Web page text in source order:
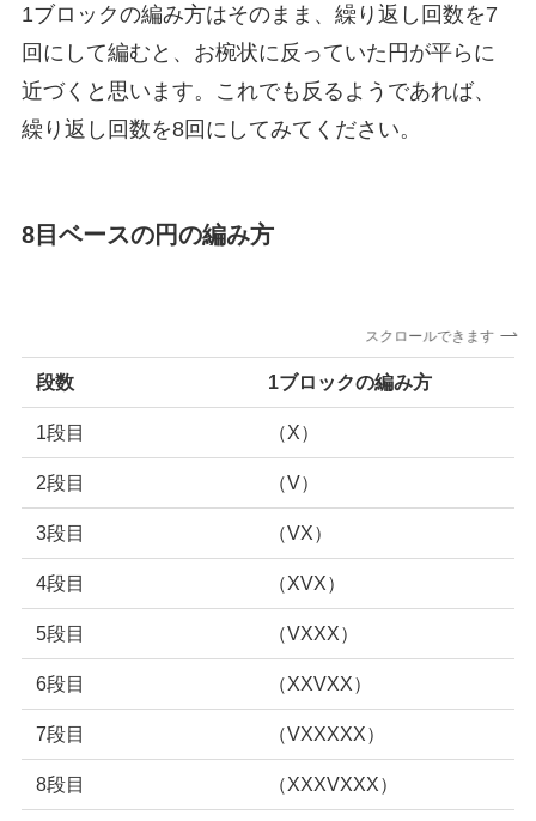
1ブロックの編み方はそのまま、繰り返し回数を7
回にして編むと、お椀状に反っていた円が平らに
近づくと思います。これでも反るようであれば、
繰り返し回数を8回にしてみてください。
8目ベースの円の編み方
スクロールできます
段数 1ブロックの編み方
1段目 （X）
2段目 （V）
3段目 （VX）
4段目 （XVX）
5段目 （VXXX）
6段目 （XXVXX）
7段目 （VXXXXX）
8段目 （XXXVXXX）